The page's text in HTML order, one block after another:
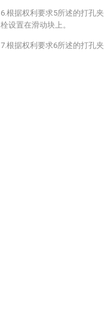
6.根据权利要求5所述的打孔
栓设置在滑动块上。
7.根据权利要求6所述的打孔